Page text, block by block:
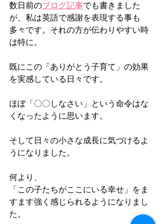
数日前のブログ記事でも書きました
が、私は英語で感謝を表現する事も
多々です。それの方が伝わりやすい時
は特に。
既にこの「ありがとう子育て」の効果
を実感している日々です。
ほぼ「〇〇しなさい」という命令はな
くなったように思います。
そして日々の小さな成長に気づけるよ
うになりました。
何より、
「この子たちがここにいる幸せ」をま
すます強く感じられるようになりまし
た。